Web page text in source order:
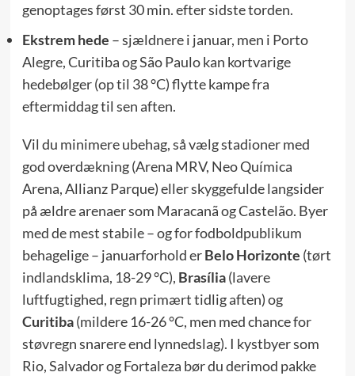
genoptages først 30 min. efter sidste torden.
Ekstrem hede – sjældnere i januar, men i Porto
Alegre, Curitiba og São Paulo kan kortvarige
hedebølger (op til 38 °C) flytte kampe fra
eftermiddag til sen aften.
Vil du minimere ubehag, så vælg stadioner med
god overdækning (Arena MRV, Neo Química
Arena, Allianz Parque) eller skyggefulde langsider
på ældre arenaer som Maracanã og Castelão. Byer
med de mest stabile – og for fodboldpublikum
behagelige – januarforhold erBelo Horizonte (tørt
indlandsklima, 18-29 °C), Brasília(lavere
luftfugtighed, regn primært tidlig aften) og
Curitiba(mildere 16-26 °C, men med chance for
støvregn snarere end lynnedslag). I kystbyer som
Rio, Salvador og Fortaleza bør du derimod pakke